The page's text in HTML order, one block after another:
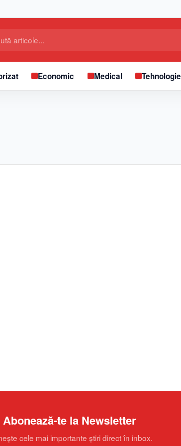
articole...
Economic Medical Tehnologie
Abonează-te la Newsletter
cele mai importante știri direct în inbox.